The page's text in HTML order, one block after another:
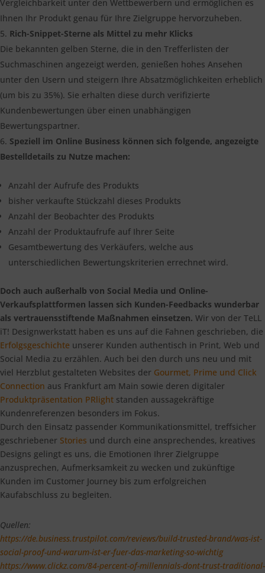
Vergleichbarkeit unter den Wettbewerbern und ermöglichen es
Ihnen Ihr Produkt genau für Ihre Zielgruppe hervorzuheben.
Rich-Snippet-Sterne als Mittel zu mehr Klicks
Die bekannten gelben Sterne, die in den Trefferlisten der
Suchmaschinen angezeigt werden, genießen hohes Ansehen
unter den Usern und steigern Ihre Absatzmöglichkeiten erheblich
(um bis zu 35%). Sie erhalten diese durch verifizierte
Kundenbewertungen über einen unabhängigen
Bewertungspartner.
Speziell im Online Business können sich folgende, angezeigte
Bestelldetails zu Nutze machen:
Anzahl der Aufrufe des Produkts
bisher verkaufte Stückzahl dieses Produkts
Anzahl der Beobachter des Produkts
Anzahl der Produktaufrufe auf Ihrer Seite
Gesamtbewertung des Verkäufers, welche aus
unterschiedlichen Bewertungskriterien errechnet wird.
Doch auch außerhalb von Social Media und Online-
Verkaufsplattformen lassen sich Kunden-Feedbacks wunderbar
als vertrauensstiftende Maßnahmen einsetzen. Wir von der TeLL
iT! Designwerkstatt haben es uns auf die Fahnen geschrieben, die
Erfolgsgeschichte unserer Kunden authentisch in Print, Web und
Social Media zu erzählen. Auch bei den durch uns neu und mit
viel Herzblut gestalteten Websites der Gourmet, Prime und Click
Connection aus Frankfurt am Main sowie deren digitaler
Produktpräsentation PRlight standen aussagekräftige
Kundenreferenzen besonders im Fokus.
Durch den Einsatz passender Kommunikationsmittel, treffsicher
geschriebener Stories und durch eine ansprechendes, kreatives
Designs gelingt es uns, die Emotionen Ihrer Zielgruppe
anzusprechen, Aufmerksamkeit zu wecken und zukünftige
Kunden im Customer Journey bis zum erfolgreichen
Kaufabschluss zu begleiten.
Quellen:
https://de.business.trustpilot.com/reviews/build-trusted-brand/was-ist-
social-proof-und-warum-ist-er-fuer-das-marketing-so-wichtig
https://www.clickz.com/84-percent-of-millennials-dont-trust-traditional-